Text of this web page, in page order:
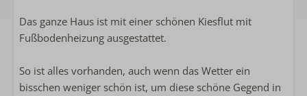
Das ganze Haus ist mit einer schönen Kiesflut mit
Fußbodenheizung ausgestattet.
So ist alles vorhanden, auch wenn das Wetter ein
bisschen weniger schön ist, um diese schöne Gegend in